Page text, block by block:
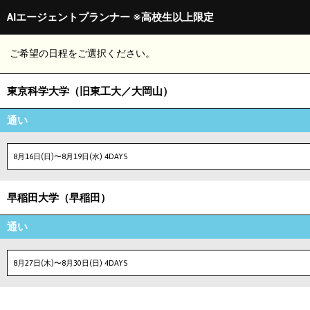
AIエージェントプランナー ※高校生以上限定
ご希望の日程をご選択ください。
東京科学大学（旧東工大／大岡山）
通い
8月16日(日)〜8月19日(水) 4DAYS
早稲田大学（早稲田）
通い
8月27日(木)〜8月30日(日) 4DAYS